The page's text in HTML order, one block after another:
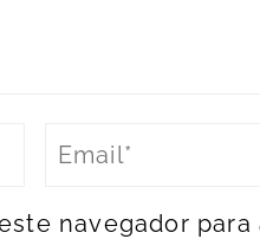
navegador